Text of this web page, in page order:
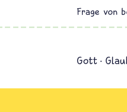
Gott